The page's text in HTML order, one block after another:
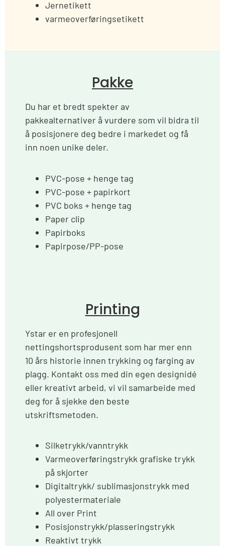
Jernetikett
varmeoverføringsetikett
Pakke
Du har et bredt spekter av
pakkealternativer å vurdere som vil bidra til
å posisjonere deg bedre i markedet og få
inn noen unike deler.
PVC-pose + henge tag
PVC-pose + papirkort
PVC boks + henge tag
Paper clip
Papirboks
Papirpose/PP-pose
Printing
Ystar er en profesjonell
nettingshortsprodusent som har mer enn
10 års historie innen trykking og farging av
plagg. Kontakt oss med din egen designidé
eller kreativt arbeid, vi vil samarbeide med
deg for å sjekke den beste
utskriftsmetoden.
Silketrykk/vanntrykk
Varmeoverføringstrykk grafiske trykk
på skjorter
Digitaltrykk/ sublimasjonstrykk med
polyestermateriale
All over Print
Posisjonstrykk/plasseringstrykk
Reaktivt trykk